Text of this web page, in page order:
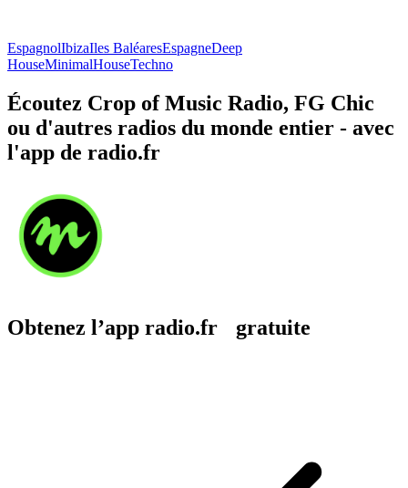
EspagnolIbizaIles BaléaresEspagneDeep
HouseMinimalHouseTechno
Écoutez Crop of Music Radio, FG Chic
ou d'autres radios du monde entier - avec
l'app de radio.fr
Obtenez l’app radio.fr gratuite